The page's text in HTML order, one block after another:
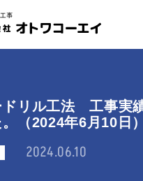
ドリル工法 工事実
。（2024年6月10日）
2024.06.10